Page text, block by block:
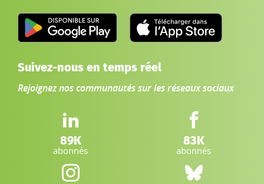
Suivez-nous en temps réel
Rejoignez nos communautés sur les réseaux sociaux
LinkedIn IGN :
89K
abonnés
Facebook IGN :
83K
abonnés